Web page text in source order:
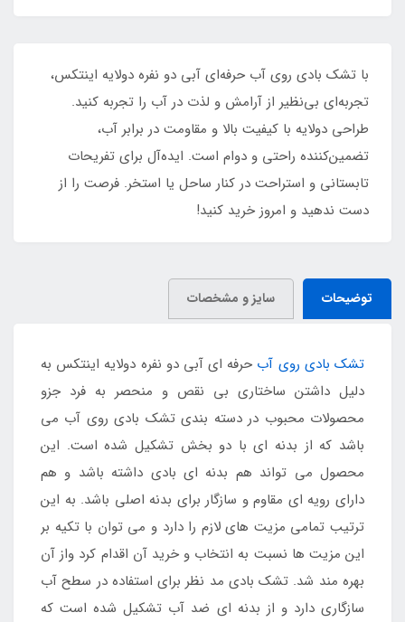
با تشک بادی روی آب حرفه‌ای آبی دو نفره دولایه اینتکس،
تجربه‌ای بی‌نظیر از آرامش و لذت در آب را تجربه کنید.
طراحی دولایه با کیفیت بالا و مقاومت در برابر آب،
تضمین‌کننده راحتی و دوام است. ایده‌آل برای تفریحات
تابستانی و استراحت در کنار ساحل یا استخر. فرصت را از
دست ندهید و امروز خرید کنید!
توضیحات سایز و مشخصات
تشک بادی روی آب حرفه ای آبی دو نفره دولایه اینتکس به
دلیل داشتن ساختاری بی نقص و منحصر به فرد جزو
محصولات محبوب در دسته بندی تشک بادی روی آب می
باشد که از بدنه ای با دو بخش تشکیل شده است. این
محصول می تواند هم بدنه ای بادی داشته باشد و هم
دارای رویه ای مقاوم و سازگار برای بدنه اصلی باشد. به این
ترتیب تمامی مزیت های لازم را دارد و می توان با تکیه بر
این مزیت ها نسبت به انتخاب و خرید آن اقدام کرد واز آن
بهره مند شد. تشک بادی مد نظر برای استفاده در سطح آب
سازگاری دارد و از بدنه ای ضد آب تشکیل شده است که